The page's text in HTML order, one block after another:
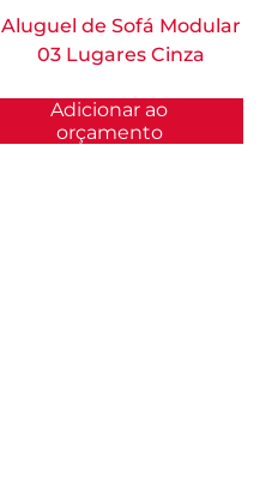
Aluguel de Sofá Modular
03 Lugares Cinza
Adicionar ao
orçamento